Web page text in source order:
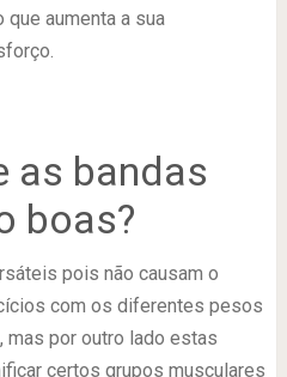
aumenta a sua
as bandas
boas?
pois não causam o
com os diferentes pesos
mas por outro lado estas
certos grupos musculares